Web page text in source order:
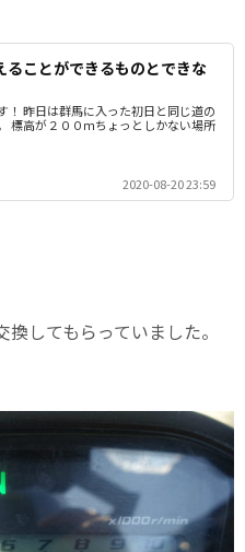
ことができるものとできな
！ 昨日は群馬に入った初日と同じ道の
標高が２００ｍちょっとしかない場所
2020-08-20 23:59
してもらっていました。